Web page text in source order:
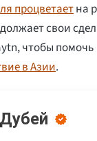
процветаетна
свои
чтобы помочь
в Азии.